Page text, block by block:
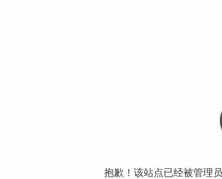
抱歉！该站点已经被管理